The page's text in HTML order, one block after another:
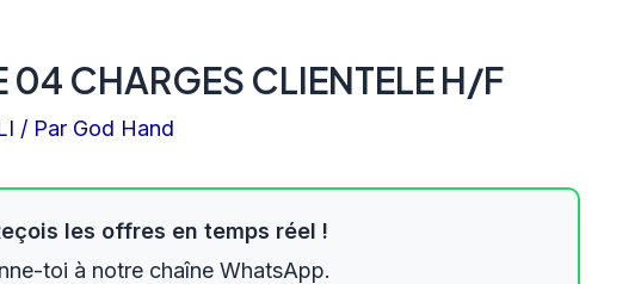
04 CHARGES CLIENTELE H/F
/ Par God Hand
les offres en temps réel !
toi à notre chaîne WhatsApp.